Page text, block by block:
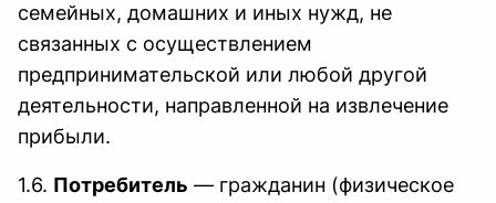
семейных, домашних и иных нужд, не
связанных с осуществлением
предпринимательской или любой другой
деятельности, направленной на извлечение
прибыли.
1.6. Потребитель — гражданин (физическое